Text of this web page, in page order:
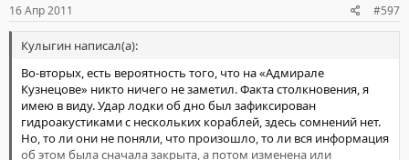
16 Апр 2011 #597
Кулыгин написал(а):
Во-вторых, есть вероятность того, что на «Адмирале
Кузнецове» никто ничего не заметил. Факта столкновения, я
имею в виду. Удар лодки об дно был зафиксирован
гидроакустиками с нескольких кораблей, здесь сомнений нет.
Но, то ли они не поняли, что произошло, то ли вся информация
об этом была сначала закрыта, а потом изменена или